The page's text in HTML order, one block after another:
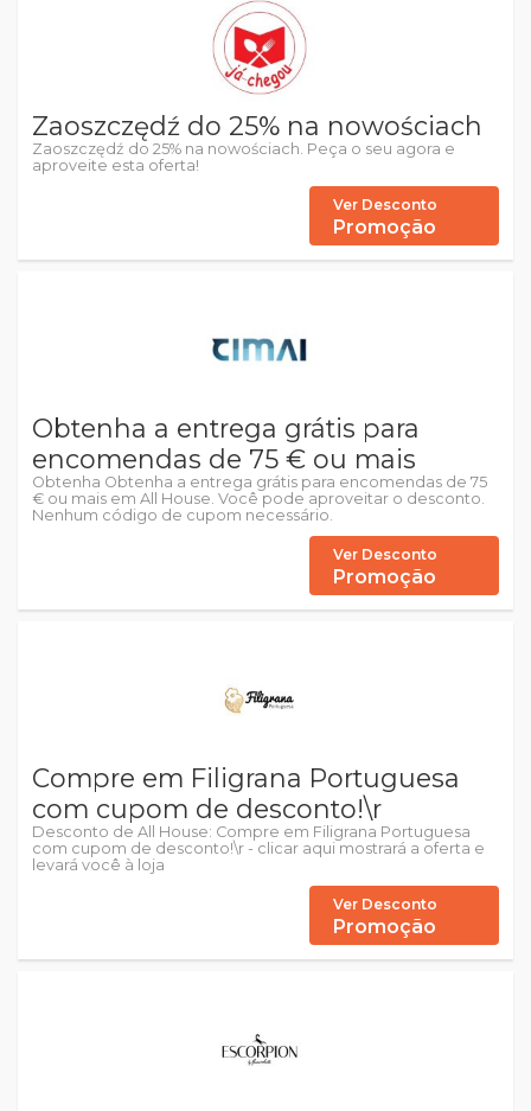
Zaoszczędź do 25% na nowościach
Zaoszczędź do 25% na nowościach. Peça o seu agora e
aproveite esta oferta!
Ver Desconto
Promoção
Obtenha a entrega grátis para
encomendas de 75 € ou mais
Obtenha Obtenha a entrega grátis para encomendas de 75
€ ou mais em All House. Você pode aproveitar o desconto.
Nenhum código de cupom necessário.
Ver Desconto
Promoção
Compre em Filigrana Portuguesa
com cupom de desconto!\r
Desconto de All House: Compre em Filigrana Portuguesa
com cupom de desconto!\r - clicar aqui mostrará a oferta e
levará você à loja
Ver Desconto
Promoção